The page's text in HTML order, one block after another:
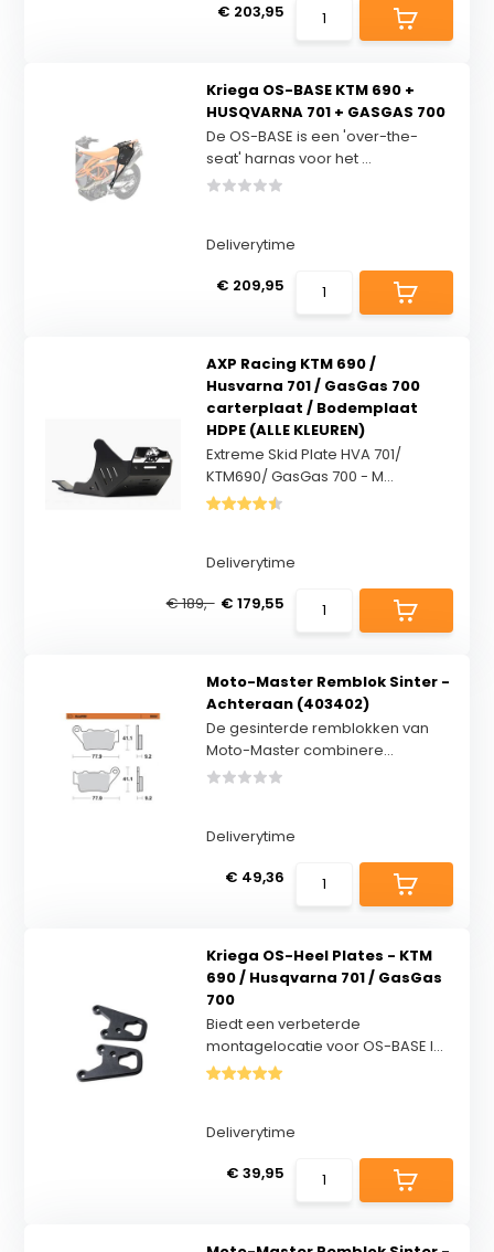
€ 203,95
Kriega OS-BASE KTM 690 +
HUSQVARNA 701 + GASGAS 700
De OS-BASE is een 'over-the-
seat' harnas voor het ...
Deliverytime
€ 209,95
AXP Racing KTM 690 /
Husvarna 701 / GasGas 700
carterplaat / Bodemplaat
HDPE (ALLE KLEUREN)
Extreme Skid Plate HVA 701/
KTM690/ GasGas 700 - M...
Deliverytime
€ 189,- € 179,55
Moto-Master Remblok Sinter -
Achteraan (403402)
De gesinterde remblokken van
Moto-Master combinere...
Deliverytime
€ 49,36
Kriega OS-Heel Plates - KTM
690 / Husqvarna 701 / GasGas
700
Biedt een verbeterde
montagelocatie voor OS-BASE l...
Deliverytime
€ 39,95